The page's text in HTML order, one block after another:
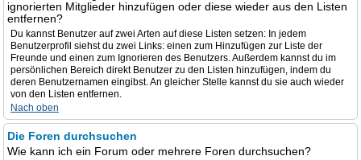
ignorierten Mitglieder hinzufügen oder diese wieder aus den Listen
entfernen?
Du kannst Benutzer auf zwei Arten auf diese Listen setzen: In jedem
Benutzerprofil siehst du zwei Links: einen zum Hinzufügen zur Liste der
Freunde und einen zum Ignorieren des Benutzers. Außerdem kannst du im
persönlichen Bereich direkt Benutzer zu den Listen hinzufügen, indem du
deren Benutzernamen eingibst. An gleicher Stelle kannst du sie auch wieder
von den Listen entfernen.
Nach oben
Die Foren durchsuchen
Wie kann ich ein Forum oder mehrere Foren durchsuchen?